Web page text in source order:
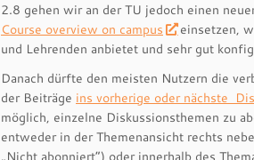
2.8 gehen wir an der TU jedoch einen
Course overview on campus
einsetzen,
und Lehrenden anbietet und sehr gut
Danach dürfte den meisten Nutzern die
der Beiträge ins vorherige oder nächste
möglich, einzelne Diskussionsthemen zu
entweder in der Themenansicht rechts
„Nicht abonniert“) oder innerhalb des